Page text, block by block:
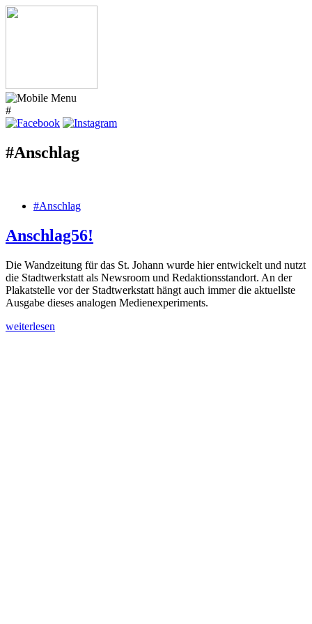
#
#Anschlag
#Anschlag
Anschlag56!
Die Wandzeitung für das St. Johann wurde hier entwickelt und nutzt
die Stadtwerkstatt als Newsroom und Redaktionsstandort. An der
Plakatstelle vor der Stadtwerkstatt hängt auch immer die aktuellste
Ausgabe dieses analogen Medienexperiments.
weiterlesen